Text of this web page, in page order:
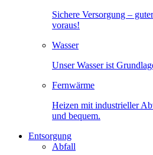
Sichere Versorgung –
voraus!
Wasser
Unser Wasser ist
Fernwärme
Heizen mit industrieller
und bequem.
Entsorgung
Abfall